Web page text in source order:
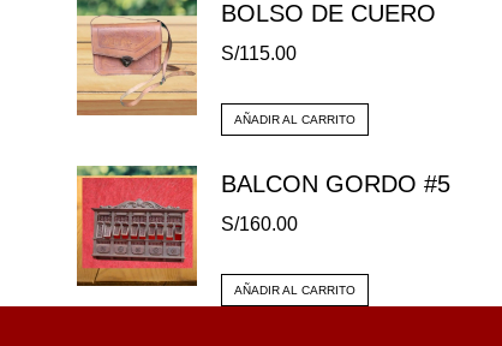
BOLSO DE CUERO
S/115.00
AÑADIR AL CARRITO
BALCON GORDO #5
S/160.00
AÑADIR AL CARRITO